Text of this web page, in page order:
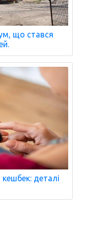
що стався
деталі